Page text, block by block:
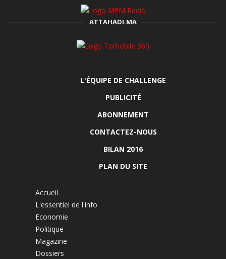
ATTAHADI.MA
L'ÉQUIPE DE CHALLENGE
PUBLICITÉ
ABONNEMENT
CONTACTEZ-NOUS
BILAN 2016
PLAN DU SITE
Accueil
L'essentiel de l'info
Economie
Politique
Magazine
Dossiers